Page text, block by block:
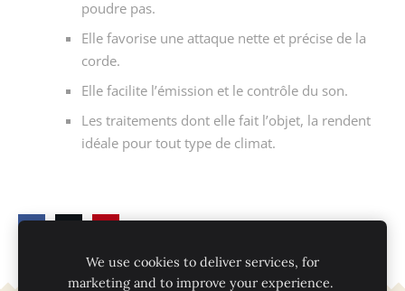
poudre pas.
Elle favorise une attaque nette et précise de la
corde.
Elle facilite l’émission et le contrôle du son.
Les traitements dont elle fait l’objet, la rendent
idéale pour tout type de climat.
We use cookies to deliver services, for
marketing and to improve your experience.